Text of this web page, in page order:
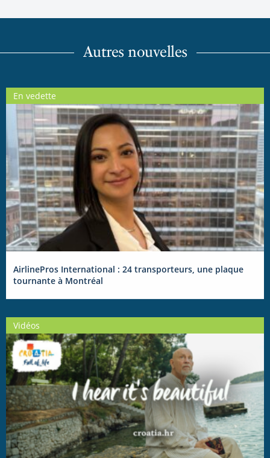
Autres nouvelles
En vedette
AirlinePros International : 24 transporteurs, une plaque
tournante à Montréal
Vidéos